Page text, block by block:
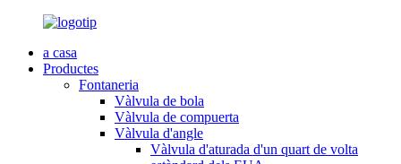
a casa
Productes
Fontaneria
Vàlvula de bola
Vàlvula de compuerta
Vàlvula d'angle
Vàlvula d'aturada d'un quart de volta